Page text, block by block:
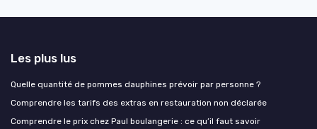
Les plus lus
Quelle quantité de pommes dauphines prévoir par personne ?
Comprendre les tarifs des extras en restauration non déclarée
Comprendre le prix chez Paul boulangerie : ce qu’il faut savoir